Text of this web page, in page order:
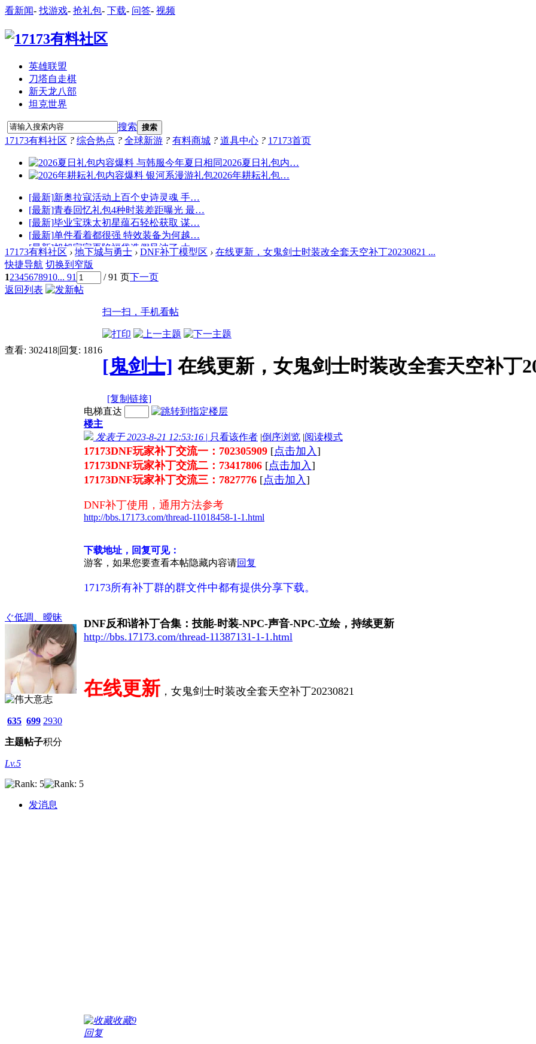
看新闻- 找游戏- 抢礼包- 下载- 问答- 视频
英雄联盟
刀塔自走棋
新天龙八部
坦克世界
搜索 搜索
17173有料社区 ? 综合热点 ? 全球新游 ? 有料商城 ? 道具中心 ? 17173首页
17173有料社区 › 地下城与勇士 › DNF补丁模型区 › 在线更新，女鬼剑士时装改全套天空补丁20230821 ...
快捷导航 切换到窄版
12345678910... 91 / 91 页下一页
返回列表
查看: 302418|回复: 1816
扫一扫，手机看帖
[鬼剑士] 在线更新，女鬼剑士时装改全套天空补丁
[复制链接]
ぐ低調、曖昧
635
主题
699
帖子
2930
积分
Lv.5
发消息
电梯直达
楼主
发表于 2023-8-21 12:53:16 | 只看该作者 |倒序浏览 |阅读模式
17173DNF玩家补丁交流一：702305909 [点击加入 ]
17173DNF玩家补丁交流二：73417806 [点击加入 ]
17173DNF玩家补丁交流三：7827776 [点击加入 ]
DNF补丁使用，通用方法参考
http://bbs.17173.com/thread-11018458-1-1.html
下载地址，回复可见：
游客，如果您要查看本帖隐藏内容请回复
17173所有补丁群的群文件中都有提供分享下载。
DNF反和谐补丁合集：技能-时装-NPC-声音-NPC-立绘，持续更新
http://bbs.17173.com/thread-11387131-1-1.html
在线更新 ，女鬼剑士时装改全套天空补丁20230821
收藏9
回复